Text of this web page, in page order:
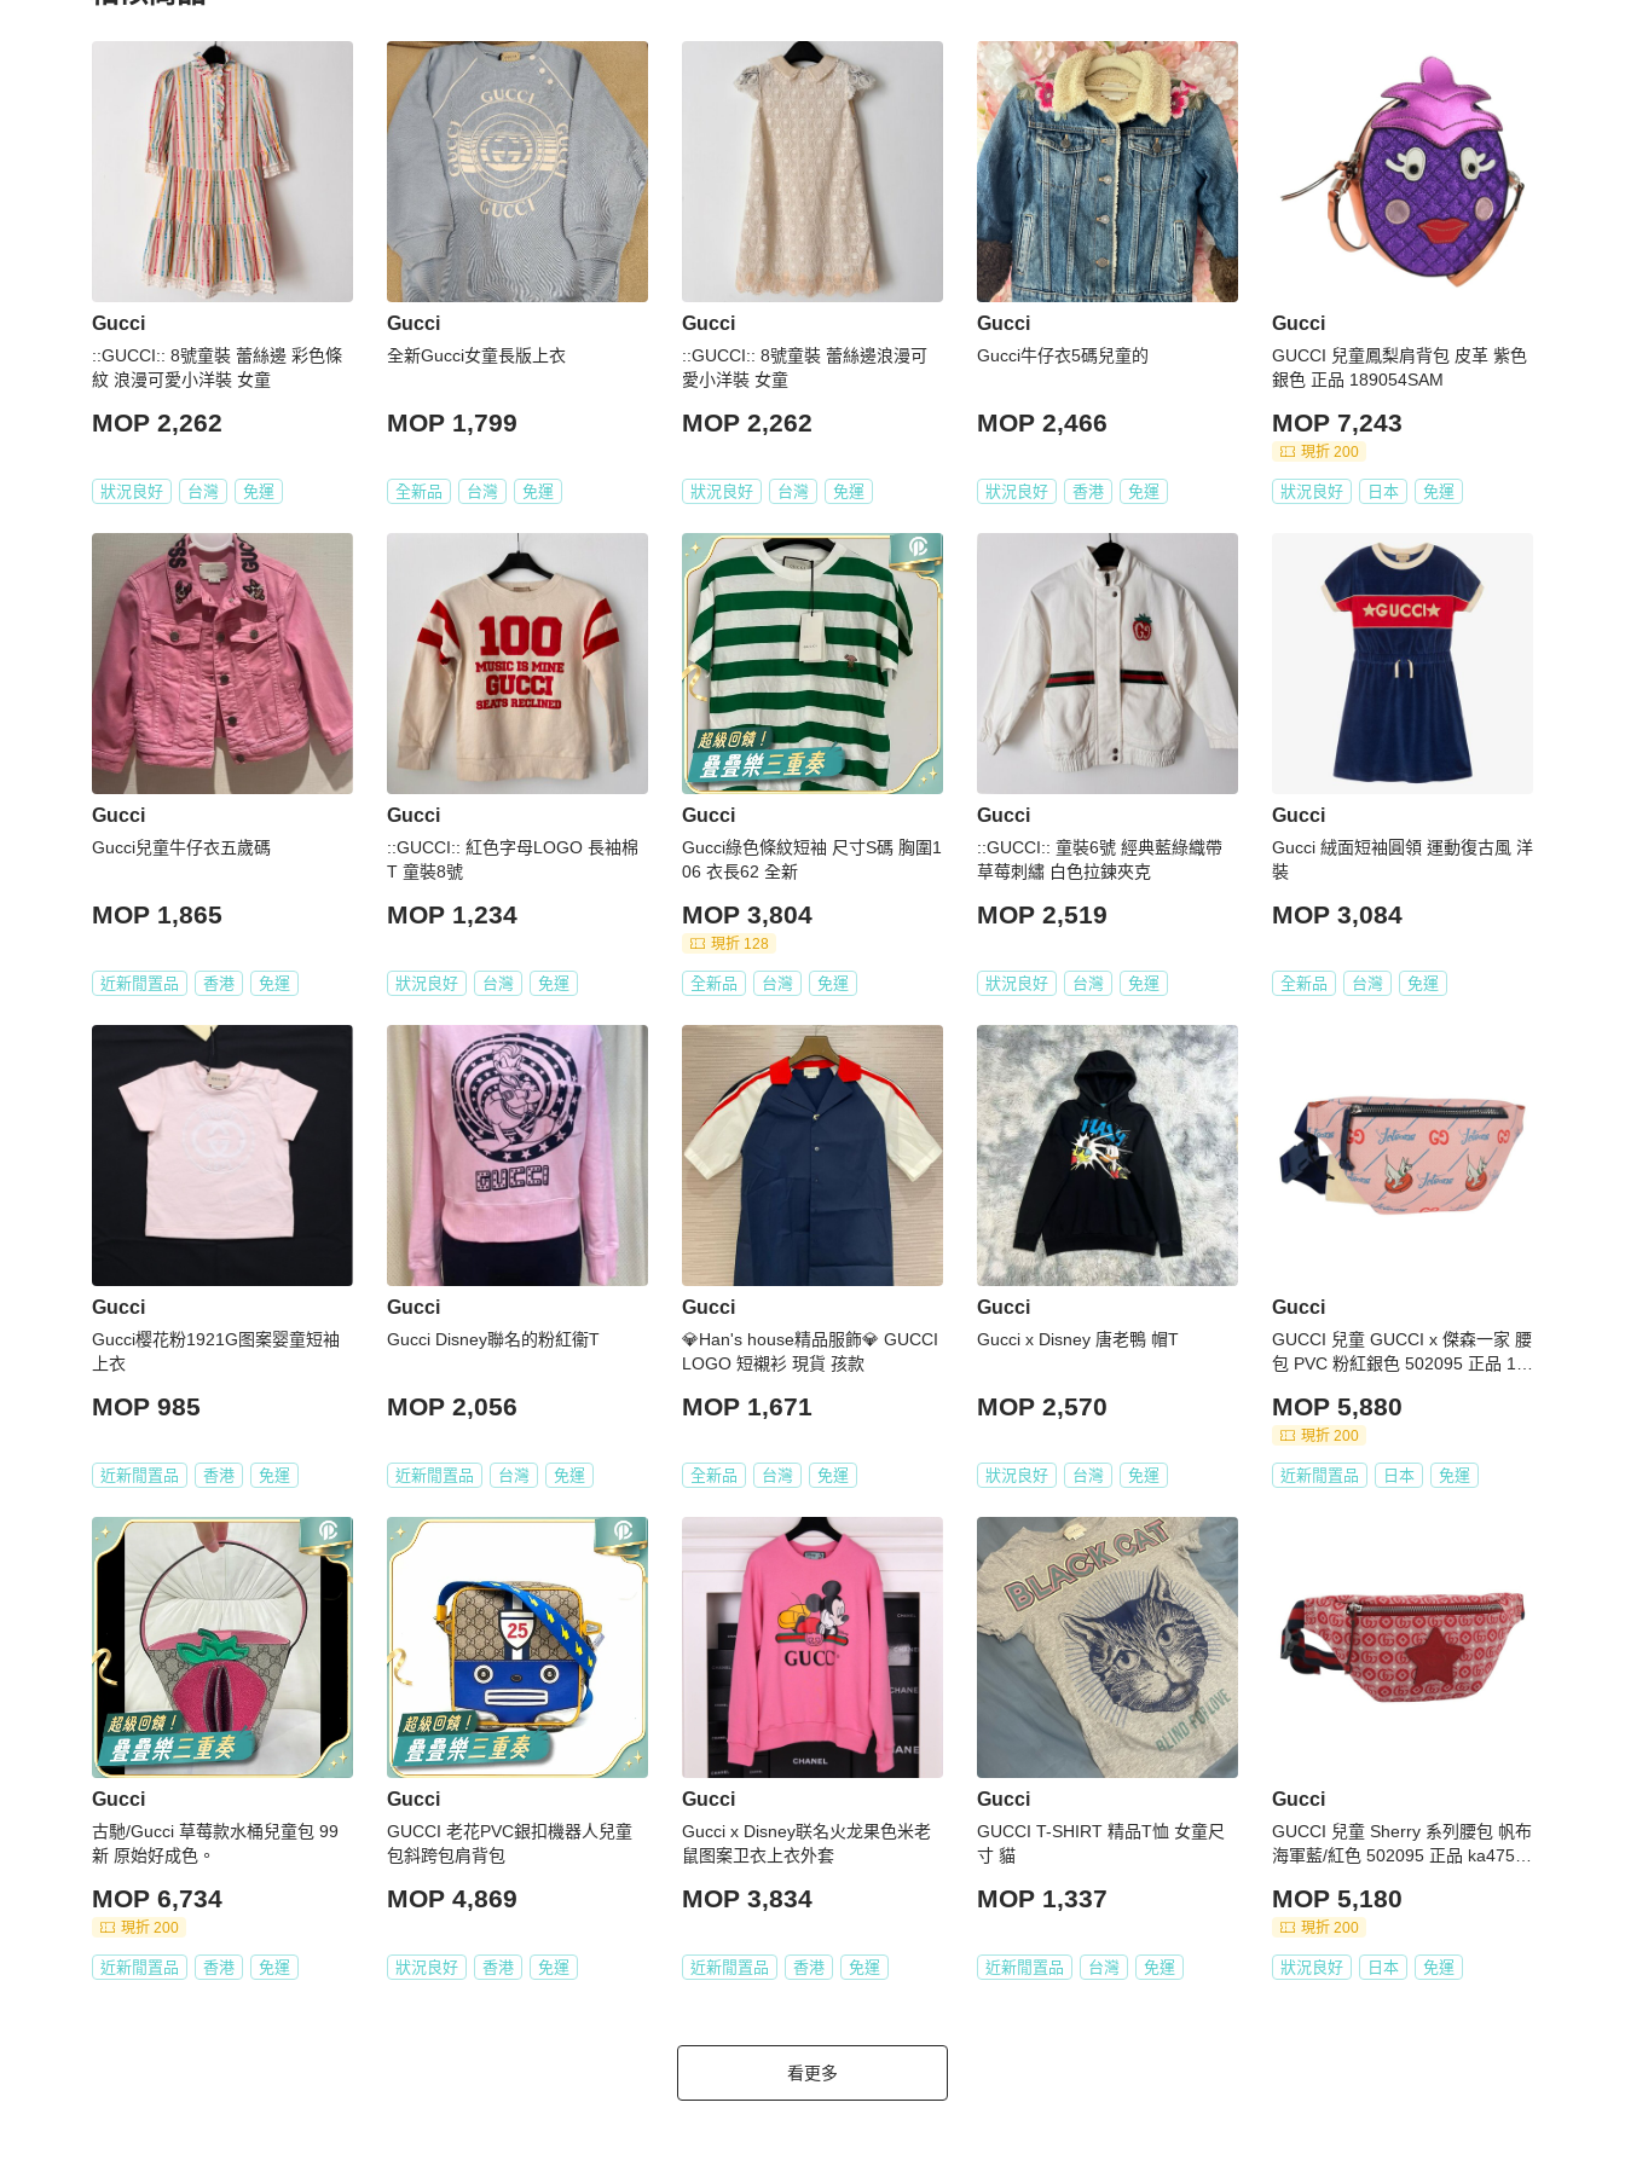
更多相似Gucci女裝推薦精品
Gucci
::GUCCI:: 8號童裝 蕾絲邊 彩色條
紋 浪漫可愛小洋裝 女童
MOP 2,262
狀況良好 台灣 免運
Gucci
全新Gucci女童長版上衣
MOP 1,799
全新品 台灣 免運
Gucci
::GUCCI:: 8號童裝 蕾絲邊浪漫可
愛小洋裝 女童
MOP 2,262
狀況良好 台灣 免運
Gucci
Gucci牛仔衣5碼兒童的
MOP 2,466
狀況良好 香港 免運
Gucci
GUCCI 兒童鳳梨肩背包 皮革 紫色
銀色 正品 189054SAM
MOP 7,243
現折 200
狀況良好 日本 免運
Gucci
Gucci兒童牛仔衣五歲碼
MOP 1,865
近新閒置品 香港 免運
Gucci
::GUCCI:: 紅色字母LOGO 長袖棉
T 童裝8號
MOP 1,234
狀況良好 台灣 免運
Gucci
Gucci綠色條紋短袖 尺寸S碼 胸圍1
06 衣長62 全新
MOP 3,804
現折 128
全新品 台灣 免運
Gucci
::GUCCI:: 童裝6號 經典藍綠織帶
草莓刺繡 白色拉鍊夾克
MOP 2,519
狀況良好 台灣 免運
Gucci
Gucci 絨面短袖圓領 運動復古風 洋
裝
MOP 3,084
全新品 台灣 免運
Gucci
Gucci樱花粉1921G图案婴童短袖
上衣
MOP 985
近新閒置品 香港 免運
Gucci
Gucci Disney聯名的粉紅衞T
MOP 2,056
近新閒置品 台灣 免運
Gucci
💎Han's house精品服飾💎 GUCCI
LOGO 短襯衫 現貨 孩款
MOP 1,671
全新品 台灣 免運
Gucci
Gucci x Disney 唐老鴨 帽T
MOP 2,570
狀況良好 台灣 免運
Gucci
GUCCI 兒童 GUCCI x 傑森一家 腰
包 PVC 粉紅銀色 502095 正品 12
MOP 5,880
現折 200
近新閒置品 日本 免運
Gucci
古馳/Gucci 草莓款水桶兒童包 99
新 原始好成色。
MOP 6,734
現折 200
近新閒置品 香港 免運
Gucci
GUCCI 老花PVC銀扣機器人兒童
包斜跨包肩背包
MOP 4,869
狀況良好 香港 免運
Gucci
Gucci x Disney联名火龙果色米老
鼠图案卫衣上衣外套
MOP 3,834
近新閒置品 香港 免運
Gucci
GUCCI T-SHIRT 精品T恤 女童尺
寸 貓
MOP 1,337
近新閒置品 台灣 免運
Gucci
GUCCI 兒童 Sherry 系列腰包 帆布
海軍藍/紅色 502095 正品 ka4751
MOP 5,180
現折 200
狀況良好 日本 免運
看更多